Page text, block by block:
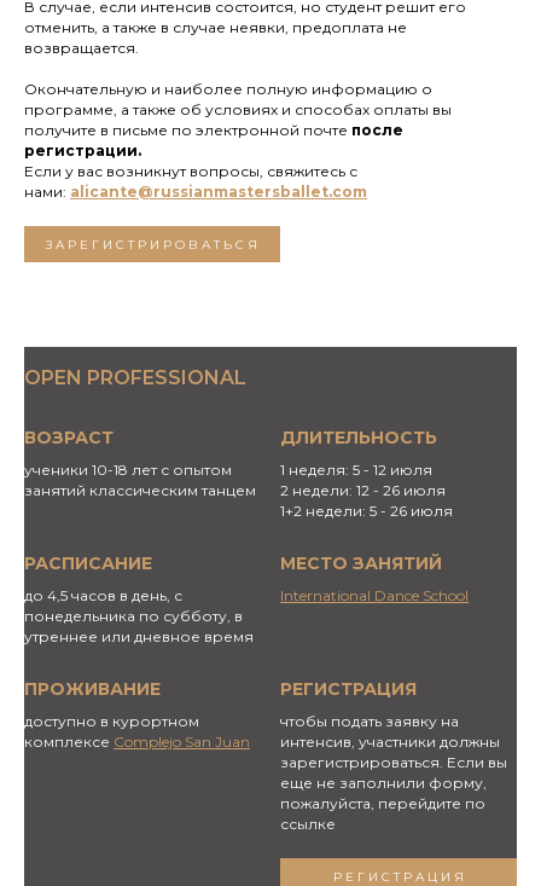
В случае, если интенсив состоится, но студент решит его
отменить, а также в случае неявки, предоплата не
возвращается.
Окончательную и наиболее полную информацию о
программе, а также об условиях и способах оплаты вы
получите в письме по электронной почте после
регистрации.
Если у вас возникнут вопросы, свяжитесь с
нами: alicante@russianmastersballet.com
ЗАРЕГИСТРИРОВАТЬСЯ
OPEN PROFESSIONAL
ВОЗРАСТ
ученики 10-18 лет с опытом
занятий классическим танцем
ДЛИТЕЛЬНОСТЬ
1 неделя: 5 - 12 июля
2 недели: 12 - 26 июля
1+2 недели: 5 - 26 июля
РАСПИСАНИЕ
до 4,5 часов в день, с
понедельника по субботу, в
утреннее или дневное время
МЕСТО ЗАНЯТИЙ
International Dance School
ПРОЖИВАНИЕ
доступно в курортном
комплексе Complejo San Juan
РЕГИСТРАЦИЯ
чтобы подать заявку на
интенсив, участники должны
зарегистрироваться. Если вы
еще не заполнили форму,
пожалуйста, перейдите по
ссылке
РЕГИСТРАЦИЯ